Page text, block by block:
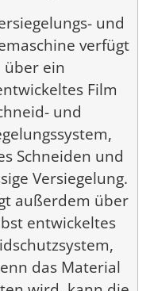
und
verfügt
über ein
Film
und
Schneiden und
Versiegelung.
außerdem über
entwickeltes
das Material